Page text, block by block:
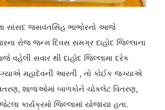
સાંસદ જસવંતસિંહ ભાભોરનો આજે
રોજ જન્મ દિવસ સમગ્ર દાહોદ જિલ્લાના
વહેલી સવાર થી દાહોદ જિલ્લામા દરેક
મહાદેવની આરતી , તો કોઈક જગ્યાએ
શાળાઓમાં બાળકોને ચોકલેટ વિતરણ,
કાર્યક્રમો જિલ્લામાં યોજાયા હતા.